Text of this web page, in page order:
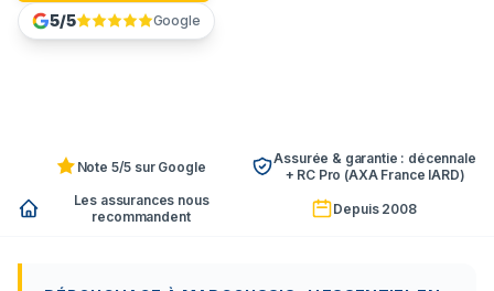
5/5 Google
Note 5/5 sur Google
Assurée & garantie : décennale
+ RC Pro (AXA France IARD)
Les assurances nous
recommandent
Depuis 2008